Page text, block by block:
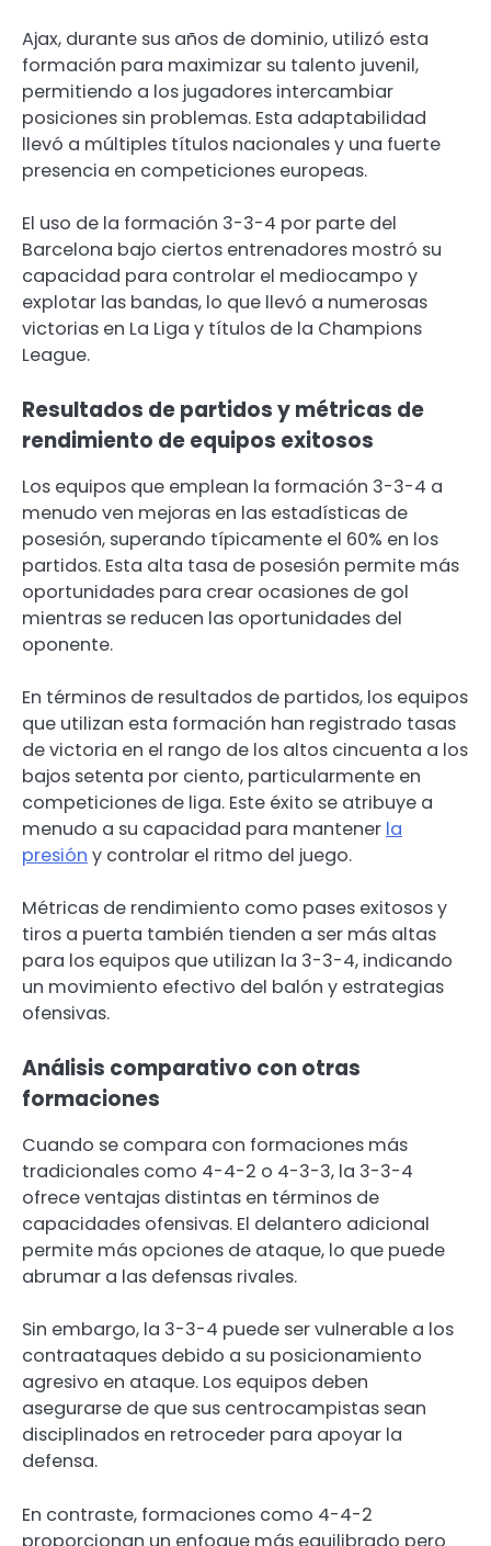
Ajax, durante sus años de dominio, utilizó esta
formación para maximizar su talento juvenil,
permitiendo a los jugadores intercambiar
posiciones sin problemas. Esta adaptabilidad
llevó a múltiples títulos nacionales y una fuerte
presencia en competiciones europeas.
El uso de la formación 3-3-4 por parte del
Barcelona bajo ciertos entrenadores mostró su
capacidad para controlar el mediocampo y
explotar las bandas, lo que llevó a numerosas
victorias en La Liga y títulos de la Champions
League.
Resultados de partidos y métricas de
rendimiento de equipos exitosos
Los equipos que emplean la formación 3-3-4 a
menudo ven mejoras en las estadísticas de
posesión, superando típicamente el 60% en los
partidos. Esta alta tasa de posesión permite más
oportunidades para crear ocasiones de gol
mientras se reducen las oportunidades del
oponente.
En términos de resultados de partidos, los equipos
que utilizan esta formación han registrado tasas
de victoria en el rango de los altos cincuenta a los
bajos setenta por ciento, particularmente en
competiciones de liga. Este éxito se atribuye a
menudo a su capacidad para mantener la
presión y controlar el ritmo del juego.
Métricas de rendimiento como pases exitosos y
tiros a puerta también tienden a ser más altas
para los equipos que utilizan la 3-3-4, indicando
un movimiento efectivo del balón y estrategias
ofensivas.
Análisis comparativo con otras
formaciones
Cuando se compara con formaciones más
tradicionales como 4-4-2 o 4-3-3, la 3-3-4
ofrece ventajas distintas en términos de
capacidades ofensivas. El delantero adicional
permite más opciones de ataque, lo que puede
abrumar a las defensas rivales.
Sin embargo, la 3-3-4 puede ser vulnerable a los
contraataques debido a su posicionamiento
agresivo en ataque. Los equipos deben
asegurarse de que sus centrocampistas sean
disciplinados en retroceder para apoyar la
defensa.
En contraste, formaciones como 4-4-2
proporcionan un enfoque más equilibrado pero